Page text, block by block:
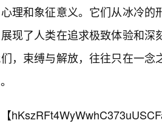
理和象征意义。它们从冰冷
现了人类在追求极致体验和
，束缚与解放，往往只在一